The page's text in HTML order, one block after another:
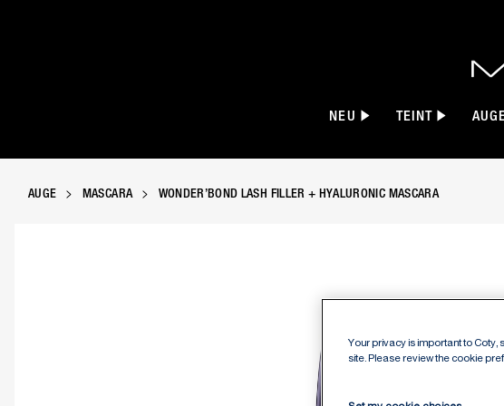
NEU TEINT
AUGE MASCARA WONDER’BOND LASH FILLER + HYALURONIC MASCARA
Your privacy is important to Coty,
site. Please review the cookie